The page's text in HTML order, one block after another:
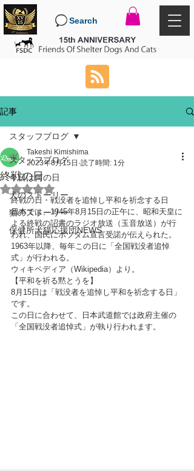
Search
記事
スタッフブログ
今日は何の日
犬のストーリー
猫のストーリー
保健所犬猫応援団NEWS
スタッフブログ
終戦の日
Takeshi Kimishima
2023年8月15日 読了時間: 1分
5つ星のうちNaNと評価されています。
終戦の日・戦没者を追悼し平和を祈念する日
日本では、1945年8月15日の正午に、昭和天皇に
よる終戦の詔書のラジオ放送（玉音放送）が行
われ、国民にポツダム宣言受諾が伝えられた。
1963年以降、毎年この日に「全国戦没者追悼
式」が行われる。
ウィキペディア（Wikipedia）より。
【平和を祈る黙とうを】
8月15日は「戦没者を追悼し平和を祈念する日」
です。
この日に合わせて、日本武道館では政府主催の
「全国戦没者追悼式」が執り行われます。